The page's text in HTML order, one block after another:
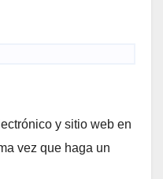
y sitio web en
vez que haga un